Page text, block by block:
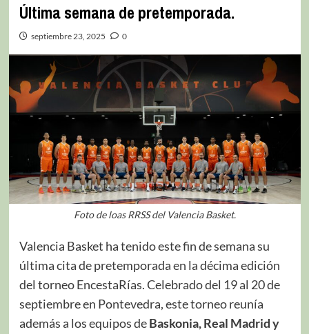
Última semana de pretemporada.
septiembre 23, 2025 0
Foto de loas RRSS del Valencia Basket.
Valencia Basket ha tenido este fin de semana su
última cita de pretemporada en la décima edición
del torneo EncestaRías. Celebrado del 19 al 20 de
septiembre en Pontevedra, este torneo reunía
además a los equipos deBaskonia, Real Madrid y